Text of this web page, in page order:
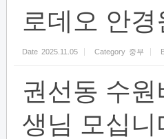
로데오 안
Date 2025.11.05 Category 중부
권선동 수
생님 모십니